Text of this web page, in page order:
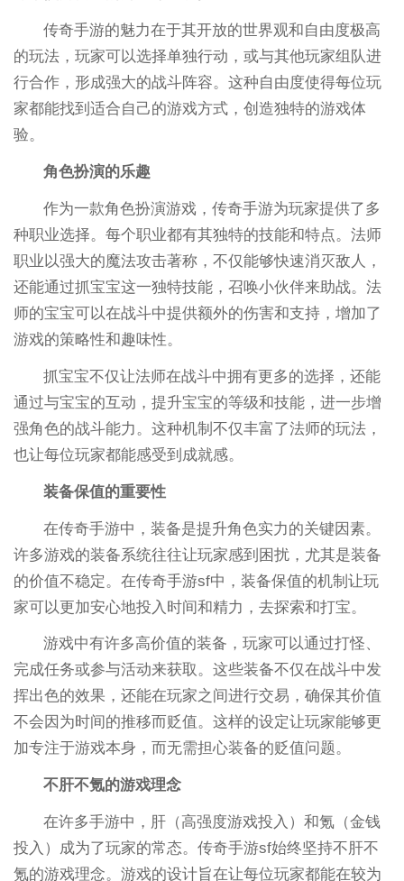
传奇手游的魅力在于其开放的世界观和自由度极高
的玩法，玩家可以选择单独行动，或与其他玩家组队进
行合作，形成强大的战斗阵容。这种自由度使得每位玩
家都能找到适合自己的游戏方式，创造独特的游戏体
验。
角色扮演的乐趣
作为一款角色扮演游戏，传奇手游为玩家提供了多
种职业选择。每个职业都有其独特的技能和特点。法师
职业以强大的魔法攻击著称，不仅能够快速消灭敌人，
还能通过抓宝宝这一独特技能，召唤小伙伴来助战。法
师的宝宝可以在战斗中提供额外的伤害和支持，增加了
游戏的策略性和趣味性。
抓宝宝不仅让法师在战斗中拥有更多的选择，还能
通过与宝宝的互动，提升宝宝的等级和技能，进一步增
强角色的战斗能力。这种机制不仅丰富了法师的玩法，
也让每位玩家都能感受到成就感。
装备保值的重要性
在传奇手游中，装备是提升角色实力的关键因素。
许多游戏的装备系统往往让玩家感到困扰，尤其是装备
的价值不稳定。在传奇手游sf中，装备保值的机制让玩
家可以更加安心地投入时间和精力，去探索和打宝。
游戏中有许多高价值的装备，玩家可以通过打怪、
完成任务或参与活动来获取。这些装备不仅在战斗中发
挥出色的效果，还能在玩家之间进行交易，确保其价值
不会因为时间的推移而贬值。这样的设定让玩家能够更
加专注于游戏本身，而无需担心装备的贬值问题。
不肝不氪的游戏理念
在许多手游中，肝（高强度游戏投入）和氪（金钱
投入）成为了玩家的常态。传奇手游sf始终坚持不肝不
氪的游戏理念。游戏的设计旨在让每位玩家都能在较为